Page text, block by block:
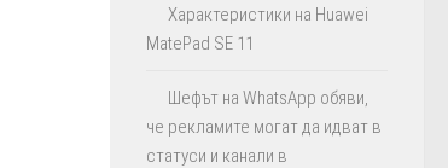
Характеристики на Huawei
MatePad SE 11
Шефът на WhatsApp обяви,
че рекламите могат да идват в
статуси и канали в